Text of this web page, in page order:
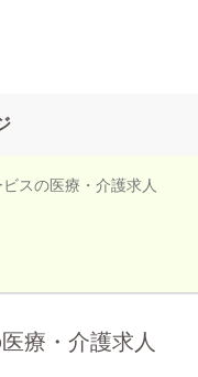
スの医療・介護求人
療・介護求人